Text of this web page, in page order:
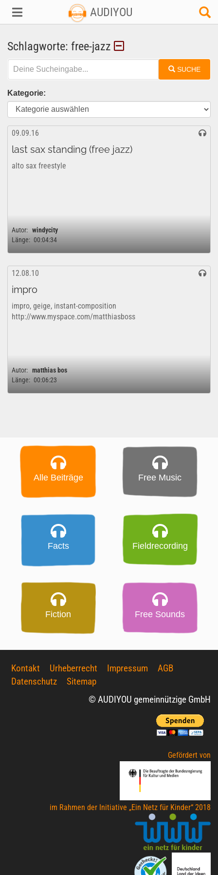
AUDIYOU
Schlagworte: free-jazz
SUCHE
Kategorie:
09.09.16
last sax standing (free jazz)
alto sax freestyle
Autor: windycity
Länge: 00:04:34
12.08.10
impro
impro, geige, instant-composition
http://www.myspace.com/matthiasboss
Autor: matthias bos
Länge: 00:06:23
Alle Beiträge Free Music
Facts Fieldrecording
Fiction Free Sounds
Kontakt Urheberrecht Impressum
AGB
Datenschutz
Sitemap
© AUDIYOU gemeinnützige GmbH
Gefördert von
im Rahmen der Initiative „Ein Netz für Kinder“ 2018